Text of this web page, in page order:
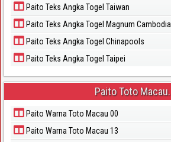
Paito Teks Angka Togel Taiwan
Paito Teks Angka Togel Magnum Cambodia
Paito Teks Angka Togel Chinapools
Paito Teks Angka Togel Taipei
Paito Toto Macau.
Paito Warna Toto Macau 00
Paito Warna Toto Macau 13